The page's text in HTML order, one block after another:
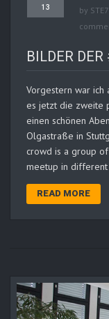
13 by
BILDER
Vorgestern war ich
es jetzt die zweite
einen schönen
Olgastraße in
crowd is a group
meetup in
READ MORE